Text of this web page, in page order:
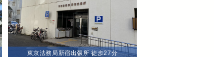
東京法務局新宿出張所 徒歩27分